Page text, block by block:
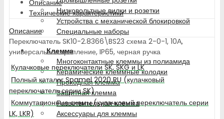
Низковольтные вилки и розетки
Устройства с механической блокировкой
Специальные наборы
Клемма
Многоконтактные клеммы из полиамида
Керамические клеммные колодки
Проходная клемма
Защитная клемма
Разветвительная клемма
Аксессуары для клеммы
Описание
Технические характеристики
Описание
Переключатель SK10-2.8366\BS23 схема 2-0-1, 10А,
универсальное крепление, IP65, черная ручка
Кулачковые переключатели SK, SKG и LK
Полный каталог Spamel 2020 RU (кулачковый
переключатель серии SK)
Коммутационные схемы (кулачковый переключатель серии
LK, LKR)